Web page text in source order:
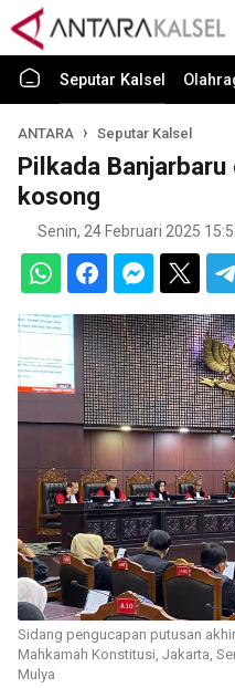
Seputar Kalsel
ANTARA Seputar Kalsel
Pilkada
kosong
Senin, 24 Februari 2025
Sidang pengucapan putusan
Mahkamah Konstitusi, Jakarta,
Mulya